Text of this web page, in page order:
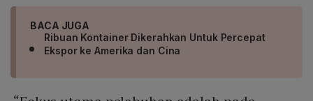
BACA JUGA
Ribuan Kontainer Dikerahkan Untuk Percepat
Ekspor ke Amerika dan Cina